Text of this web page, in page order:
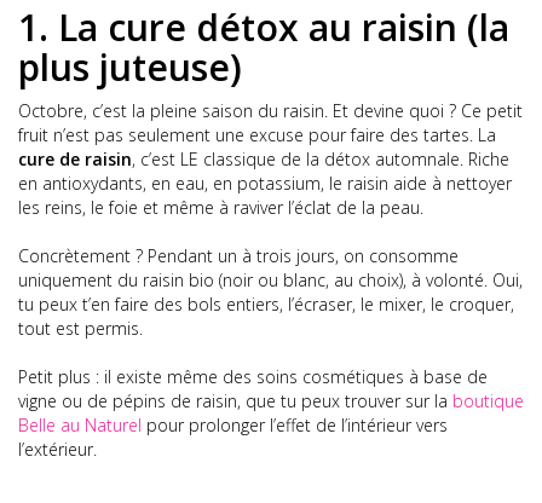
1. La cure détox au raisin (la
plus juteuse)
Octobre, c’est la pleine saison du raisin. Et devine quoi ? Ce petit
fruit n’est pas seulement une excuse pour faire des tartes. La
cure de raisin, c’est LE classique de la détox automnale. Riche
en antioxydants, en eau, en potassium, le raisin aide à nettoyer
les reins, le foie et même à raviver l’éclat de la peau.
Concrètement ? Pendant un à trois jours, on consomme
uniquement du raisin bio (noir ou blanc, au choix), à volonté. Oui,
tu peux t’en faire des bols entiers, l’écraser, le mixer, le croquer,
tout est permis.
Petit plus : il existe même des soins cosmétiques à base de
vigne ou de pépins de raisin, que tu peux trouver sur la boutique
Belle au Naturel pour prolonger l’effet de l’intérieur vers
l’extérieur.